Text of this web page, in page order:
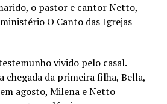
o pastor e cantor Netto,
O Canto das Igrejas
vivido pelo casal.
chegada da primeira filha, Bella,
agosto, Milena e Netto